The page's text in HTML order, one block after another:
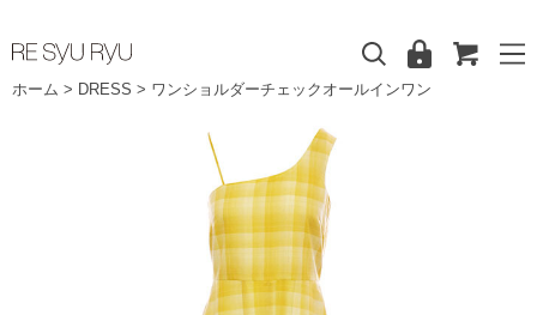
ホーム > DRESS > ワンショルダーチェックオールインワン